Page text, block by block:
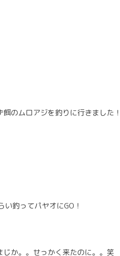
のムロアジを釣りに行きました！
釣ってパヤオにGO！
か。。せっかく来たのに。。笑